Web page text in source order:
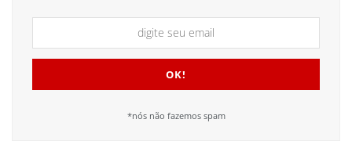
*nós não fazemos spam